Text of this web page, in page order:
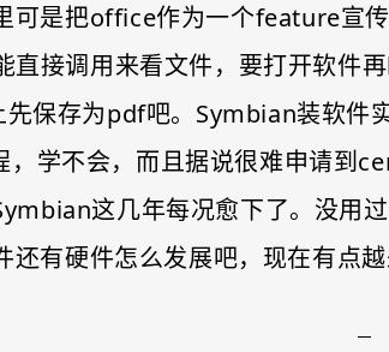
可是把office作为一个feature宣
接调用来看文件，要打开软件
保存为pdf吧。Symbian装软件
学不会，而且据说很难申请到
这几年每况愈下了。没
有硬件怎么发展吧，现在有点